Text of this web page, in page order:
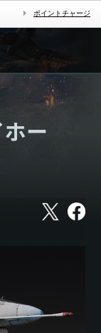
ポイントチャージ
ー
X フ
ェ